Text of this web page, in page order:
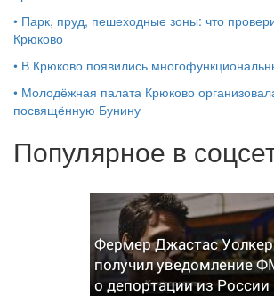
• Парк, пруд, пешеходные зоны: что
Крюково
• В Крюково появились
• Молодёжная палата Крюково
посвящённую Бунину
Популярное в
Фермер Джастас Уолкер
получил уведомление
о депортации из России